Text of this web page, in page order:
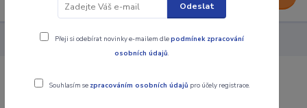
Upínání nástrojů VDI - DIN ISO 10889-1 E1 - držák vrtáků
E1 - držák vrtáků
Odeslat
Přeji si odebírat novinky e-mailem dlepodmínek zpracování
osobních údajů.
Souhlasím se zpracováním osobních údajů pro účely registrace.